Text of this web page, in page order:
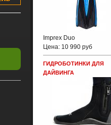
Imprex Duo
Цена: 10 990 руб
ГИДРОБОТИНКИ ДЛЯ
ДАЙВИНГА